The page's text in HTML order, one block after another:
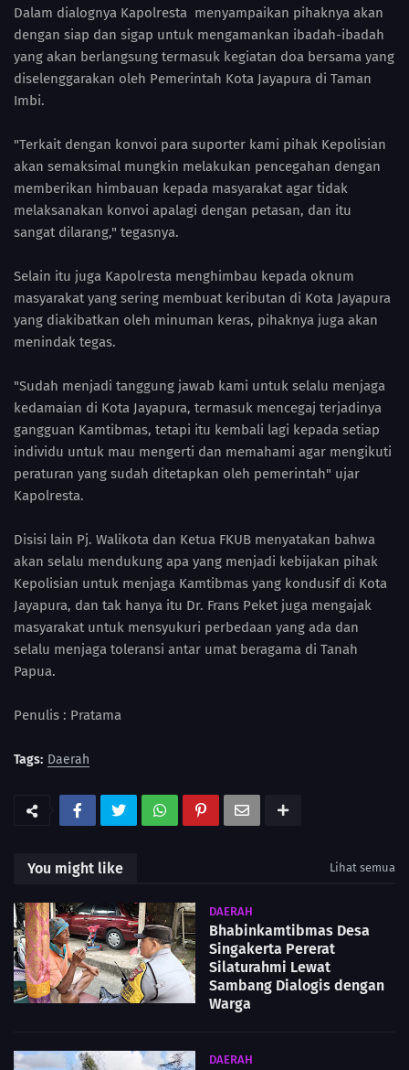
Dalam dialognya Kapolresta menyampaikan pihaknya akan
dengan siap dan sigap untuk mengamankan ibadah-ibadah
yang akan berlangsung termasuk kegiatan doa bersama yang
diselenggarakan oleh Pemerintah Kota Jayapura di Taman
Imbi.
"Terkait dengan konvoi para suporter kami pihak Kepolisian
akan semaksimal mungkin melakukan pencegahan dengan
memberikan himbauan kepada masyarakat agar tidak
melaksanakan konvoi apalagi dengan petasan, dan itu
sangat dilarang," tegasnya.
Selain itu juga Kapolresta menghimbau kepada oknum
masyarakat yang sering membuat keributan di Kota Jayapura
yang diakibatkan oleh minuman keras, pihaknya juga akan
menindak tegas.
"Sudah menjadi tanggung jawab kami untuk selalu menjaga
kedamaian di Kota Jayapura, termasuk mencegaj terjadinya
gangguan Kamtibmas, tetapi itu kembali lagi kepada setiap
individu untuk mau mengerti dan memahami agar mengikuti
peraturan yang sudah ditetapkan oleh pemerintah" ujar
Kapolresta.
Disisi lain Pj. Walikota dan Ketua FKUB menyatakan bahwa
akan selalu mendukung apa yang menjadi kebijakan pihak
Kepolisian untuk menjaga Kamtibmas yang kondusif di Kota
Jayapura, dan tak hanya itu Dr. Frans Peket juga mengajak
masyarakat untuk mensyukuri perbedaan yang ada dan
selalu menjaga toleransi antar umat beragama di Tanah
Papua.
Penulis : Pratama
Tags: Daerah
You might like Lihat semua
DAERAH
Bhabinkamtibmas Desa
Singakerta Pererat
Silaturahmi Lewat
Sambang Dialogis dengan
Warga
DAERAH